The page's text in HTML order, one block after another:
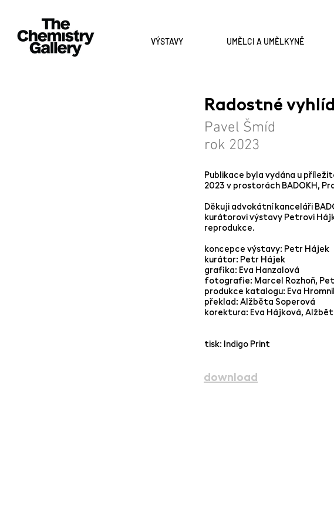
VÝSTAVY UMĚLCI A UMĚLKYNĚ
Radostné
Pavel Šmíd
rok 2023
Publikace byla vydána u
2023 v prostorách BADOKH,
Děkuji advokátní kanceláři
kurátorovi výstavy Petrovi
reprodukce.
koncepce výstavy: Petr Hájek
kurátor: Petr Hájek
grafika: Eva Hanzalová
fotografie: Marcel Rozhoň,
produkce katalogu: Eva
překlad: Alžběta Soperová
korektura: Eva Hájková,
tisk: Indigo Print
download